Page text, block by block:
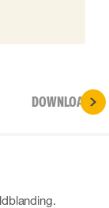
DOWNLOADS